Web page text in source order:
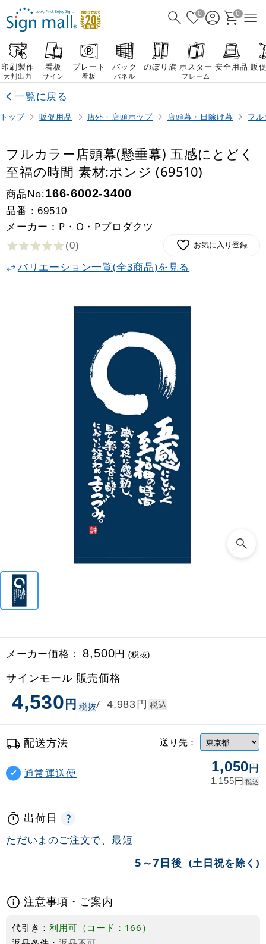
0 0
印刷製作
大判出力
看板
サイン
プレート
看板
バック
パネル
のぼり旗 ポスター
フレーム
安全用品 販
一覧に戻る
トップ 販促用品 店外・店頭ポップ 店頭幕・日除け幕 フ
フルカラー店頭幕(懸垂幕) 五感にとどく
至福の時間 素材:ポンジ (69510)
商品No:166-6002-3400
品番：69510
メーカー：P・O・Pプロダクツ
(0) お気に入り登録
バリエーション一覧(全3商品)を見る
メーカー価格： 8,500円(税抜)
サインモール 販売価格
4,530円 税抜/ 4,983円 税込
配送方法 送り先：
通常運送便 1,050円
1,155円 税込
出荷日
ただいまのご注文で、最短
5～7日後 (土日祝を除く)
注意事項・ご案内
代引き：利用可（コード：166）